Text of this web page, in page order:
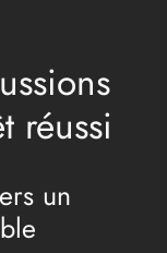
réussi
un